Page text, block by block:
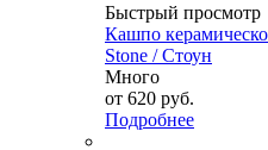
Быстрый просмотр
Кашпо
Stone / Стоун
Много
от 620 руб.
Подробнее